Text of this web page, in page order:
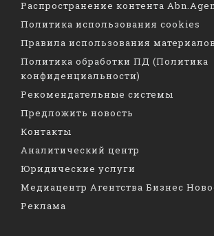
Распространение контента
Политика использования cookies
Правила использования
Политика обработки ПД (Политика
конфиденциальности)
Рекомендательные системы
Предложить новость
Контакты
Аналитический центр
Юридические услуги
Медиацентр Агентства Бизнес
Реклама